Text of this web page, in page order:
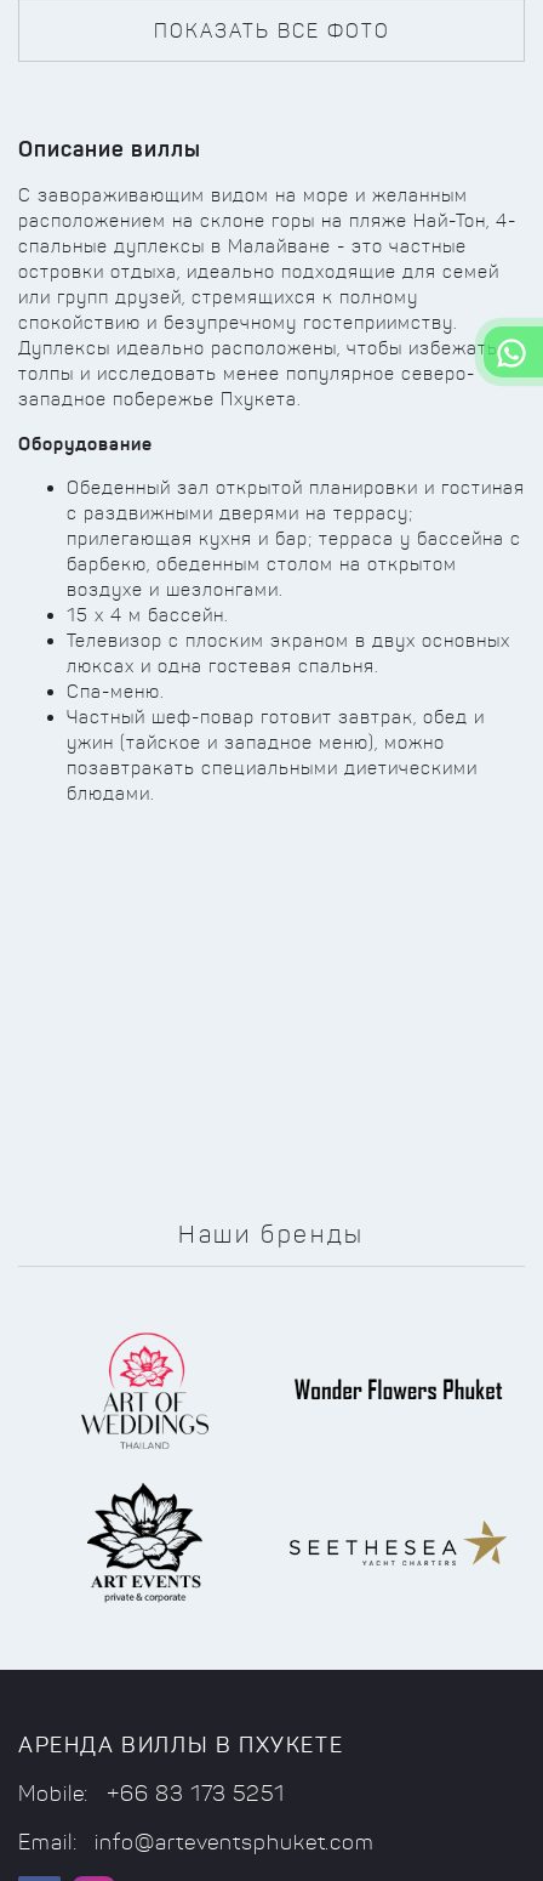
ПОКАЗАТЬ ВСЕ ФОТО
Описание виллы
С завораживающим видом на море и желанным
расположением на склоне горы на пляже Най-Тон, 4-
спальные дуплексы в Малайване - это частные
островки отдыха, идеально подходящие для семей
или групп друзей, стремящихся к полному
спокойствию и безупречному гостеприимству.
Дуплексы идеально расположены, чтобы избежать
толпы и исследовать менее популярное северо-
западное побережье Пхукета.
Оборудование
Обеденный зал открытой планировки и гостиная
с раздвижными дверями на террасу;
прилегающая кухня и бар; терраса у бассейна с
барбекю, обеденным столом на открытом
воздухе и шезлонгами.
15 х 4 м бассейн.
Телевизор с плоским экраном в двух основных
люксах и одна гостевая спальня.
Спа-меню.
Частный шеф-повар готовит завтрак, обед и
ужин (тайское и западное меню), можно
позавтракать специальными диетическими
блюдами.
Наши бренды
АРЕНДА ВИЛЛЫ В ПХУКЕТЕ
Mobile:
+66 83 173 5251
Email:
info@arteventsphuket.com